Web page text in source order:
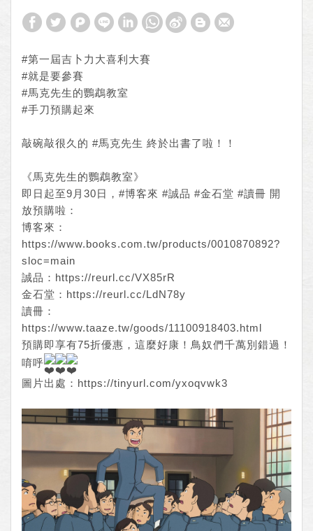
#第一屆吉卜力大喜利大賽
#就是要參賽
#馬克先生的鸚鵡教室
#手刀預購起來
敲碗敲很久的 #馬克先生 終於出書了啦！！
《馬克先生的鸚鵡教室》
即日起至9月30日， #博客來 #誠品 #金石堂 #讀冊 開
放預購啦：
博客來：
https://www.books.com.tw/products/0010870892?
sloc=main
誠品： https://reurl.cc/VX85rR
金石堂： https://reurl.cc/LdN78y
讀冊：
https://www.taaze.tw/goods/11100918403.html
預購即享有75折優惠，這麼好康！鳥奴們千萬別錯過！
唷呼
圖片出處： https://tinyurl.com/yxoqvwk3